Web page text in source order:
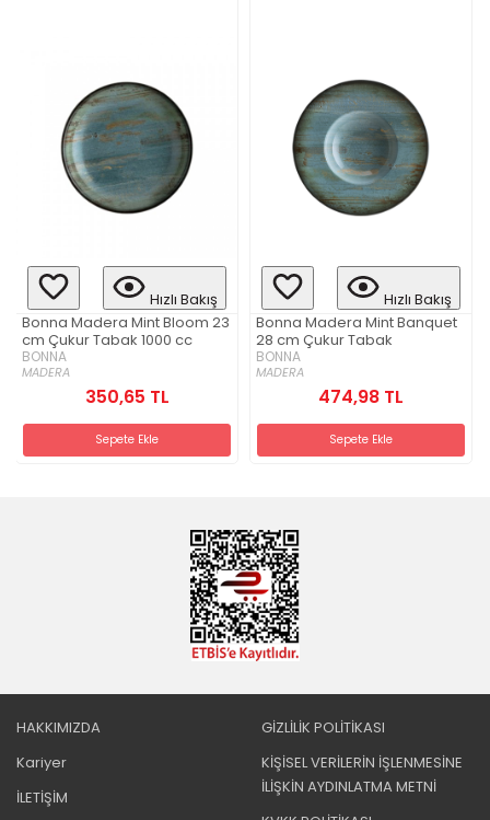
Hızlı Bakış
Bonna Madera Mint Bloom 23
cm Çukur Tabak 1000 cc
BONNA
MADERA
350,65 TL
Sepete Ekle
Hızlı Bakış
Bonna Madera Mint Banquet
28 cm Çukur Tabak
BONNA
MADERA
474,98 TL
Sepete Ekle
HAKKIMIZDA
Kariyer
İLETİŞİM
GİZLİLİK POLİTİKASI
KİŞİSEL VERİLERİN İŞLENMESİNE
İLİŞKİN AYDINLATMA METNİ